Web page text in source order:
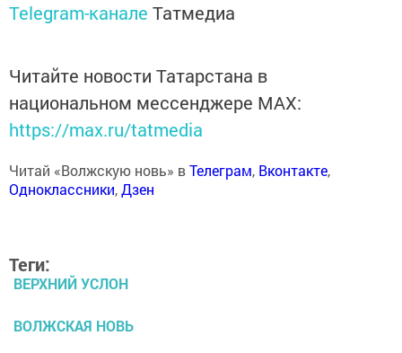
Telegram-канале Татмедиа
Читайте новости Татарстана в
национальном мессенджере MАХ:
https://max.ru/tatmedia
Читай «Волжскую новь» вТелеграм, Вконтакте,
Одноклассники,Дзен
Теги:
ВЕРХНИЙ УСЛОН
ВОЛЖСКАЯ НОВЬ